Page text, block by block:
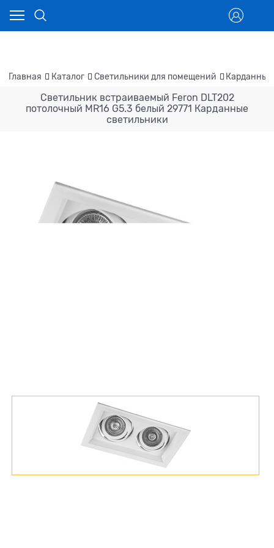
Главная Каталог Светильники для помещений
Светильник встраиваемый Feron DLT202
потолочный MR16 G5.3 белый 29771 Карданные
светильники